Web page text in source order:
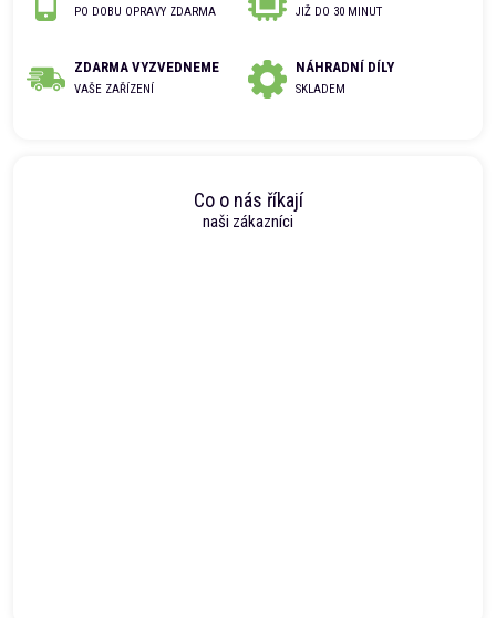
PO DOBU OPRAVY ZDARMA JIŽ DO 30 MINUT
ZDARMA VYZVEDNEME
VAŠE ZAŘÍZENÍ
NÁHRADNÍ DÍLY
SKLADEM
Co o nás říkají
naši zákazníci